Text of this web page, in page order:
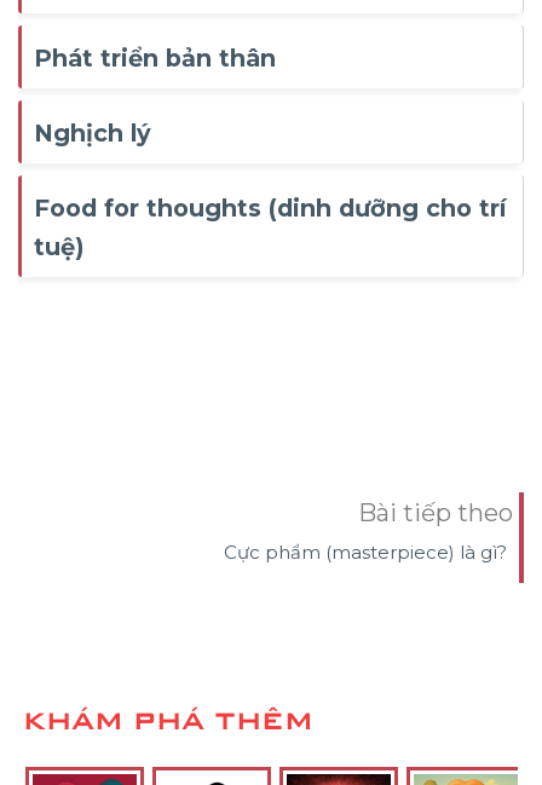
Phát triển bản thân
Nghịch lý
Food for thoughts (dinh dưỡng cho trí
tuệ)
Bài tiếp theo
Cực phẩm (masterpiece) là gì?
KHÁM PHÁ THÊM